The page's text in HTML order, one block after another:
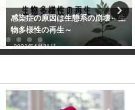
感染症の原因は生態系の崩壊～生
物多様性の再生～
2022年4月21日